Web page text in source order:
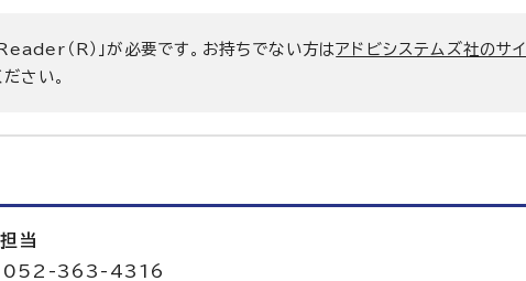
（R）」が必要です。お持ちでない方はアドビシステムズ社のサイ
さい。
当
052-363-4316